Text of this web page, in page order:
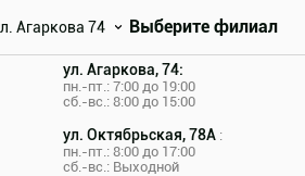
Агаркова 74 Выберите филиал
ул. Агаркова, 74:
пн.-пт.: 7:00 до 19:00
сб.-вс.: 8:00 до 15:00
ул. Октябрьская, 78А :
пн.-пт.: 8:00 до 17:00
сб.-вс.: Выходной